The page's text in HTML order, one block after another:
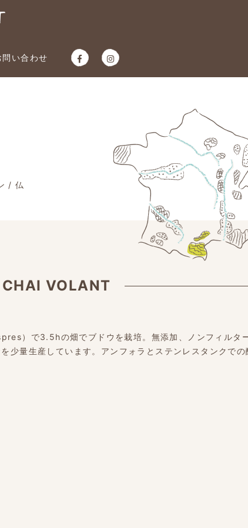
問い合わせ
/ 仏
CHAI VOLANT
）で3.5hの畑でブドウを栽培。無添加、ノンフィルタ
少量生産しています。アンフォラとステンレスタンクでの